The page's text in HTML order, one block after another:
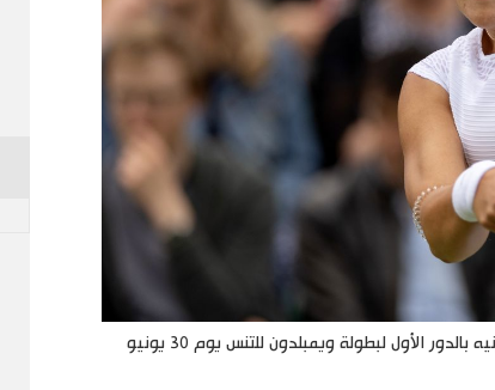
الكندية بيانكا أندريسكو خلال مباراة أمام الفرنسية أليز كورنيه بالدور الأول لبطولة ويمبلدون للتنس يوم 30 يونيو